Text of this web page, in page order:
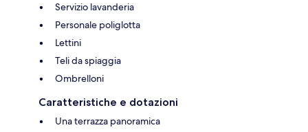
Servizio lavanderia
Personale poliglotta
Lettini
Teli da spiaggia
Ombrelloni
Caratteristiche e dotazioni
Una terrazza panoramica